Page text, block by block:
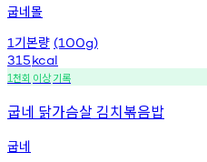
굽네몰
1 기본량 (100g)
315kcal
1천회 이상기록
굽네 닭가슴살 김치볶음밥
굽네